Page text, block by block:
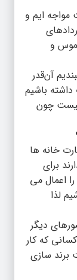
مواجه ایم و
و
آن‌قدر
باشیم
چون
خانه ها
برای
اعمال می
لذا
دیگر
که کار
برند سازی